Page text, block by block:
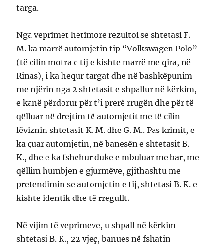
targa.
Nga veprimet hetimore rezultoi se shtetasi F.
M. ka marrë automjetin tip “Volkswagen Polo”
(të cilin motra e tij e kishte marrë me qira, në
Rinas), i ka hequr targat dhe në bashkëpunim
me njërin nga 2 shtetasit e shpallur në kërkim,
e kanë përdorur për t’i prerë rrugën dhe për të
qëlluar në drejtim të automjetit me të cilin
lëviznin shtetasit K. M. dhe G. M.. Pas krimit, e
ka çuar automjetin, në banesën e shtetasit B.
K., dhe e ka fshehur duke e mbuluar me bar, me
qëllim humbjen e gjurmëve, gjithashtu me
pretendimin se automjetin e tij, shtetasi B. K. e
kishte identik dhe të rregullt.
Në vijim të veprimeve, u shpall në kërkim
shtetasi B. K., 22 vjeç, banues në fshatin